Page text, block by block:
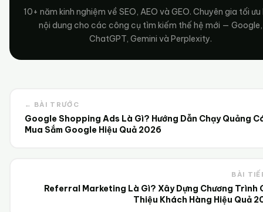
10+ năm kinh nghiệm về SEO, AEO và GEO. Chuyên gia tối ưu
nội dung cho các công cụ tìm kiếm thế hệ mới — Google,
ChatGPT, Gemini và Perplexity.
← BÀI TRƯỚC
Google Shopping Ads Là Gì? Hướng Dẫn Chạy Quảng
Mua Sắm Google Hiệu Quả 2026
BÀI
Referral Marketing Là Gì? Xây Dựng Chương Trình
Thiệu Khách Hàng Hiệu Quả